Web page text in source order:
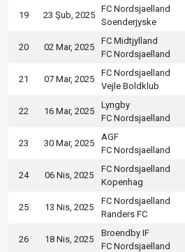
19 23 Şub, 2025
FC Nordsjaelland
Soenderjyske
20 02 Mar, 2025
FC Midtjylland
FC Nordsjaelland
21 07 Mar, 2025
FC Nordsjaelland
Vejle Boldklub
22 16 Mar, 2025
Lyngby
FC Nordsjaelland
23 30 Mar, 2025
AGF
FC Nordsjaelland
24 06 Nis, 2025
FC Nordsjaelland
Kopenhag
25 13 Nis, 2025
FC Nordsjaelland
Randers FC
26 18 Nis, 2025
Broendby IF
FC Nordsjaelland